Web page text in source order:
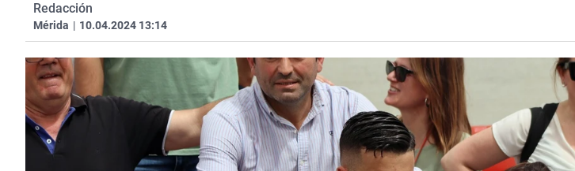
Redacción
Mérida | 10.04.2024 13:14